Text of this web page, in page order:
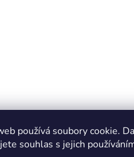
používá soubory cookie.
souhlas s jejich